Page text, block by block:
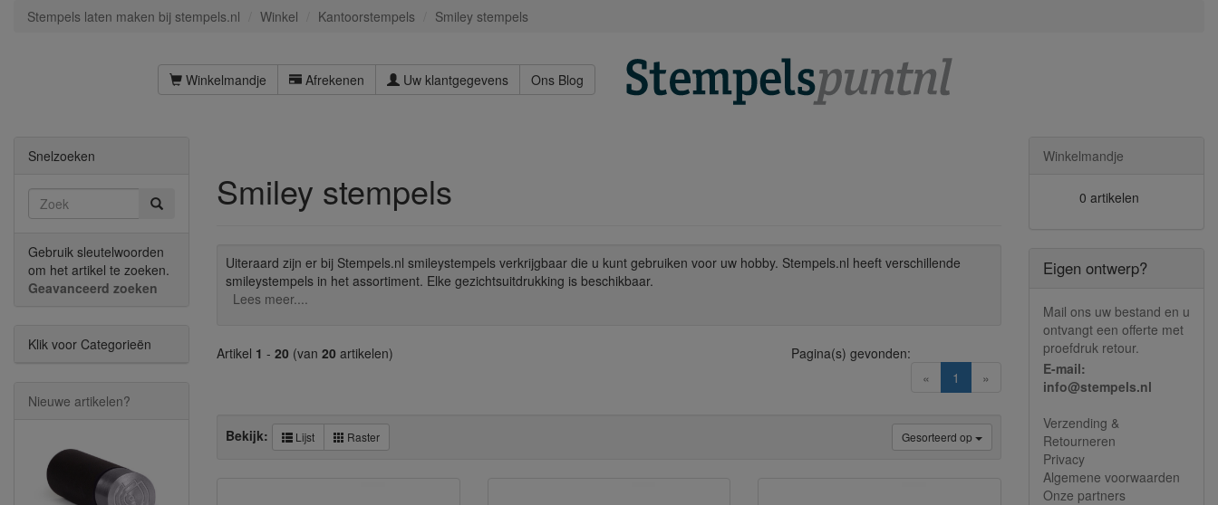
Stempels laten maken bij stempels.nl Winkel Kantoorstempels Smiley stempels
Winkelmandje Afrekenen Uw klantgegevens Ons Blog
Smiley stempels
Uiteraard zijn er bij Stempels.nl smileystempels verkrijgbaar die u kunt gebruiken voor uw hobby. Stempels.nl heeft verschillende
smileystempels in het assortiment. Elke gezichtsuitdrukking is beschikbaar.
Lees meer....
Artikel 1 - 20 (van 20 artikelen)
«
1 (current)
»
Pagina(s) gevonden:
Gesorteerd op
Bekijk: Lijst Raster
Snelzoeken
Gebruik sleutelwoorden
om het artikel te zoeken.
Geavanceerd zoeken
Klik voor Categorieën
Nieuwe artikelen?
Winkelmandje
0 artikelen
Eigen ontwerp?
Mail ons uw bestand en u
ontvangt een offerte met
proefdruk retour.
E-mail:
info@stempels.nl
Verzending &
Retourneren
Privacy
Algemene voorwaarden
Onze partners